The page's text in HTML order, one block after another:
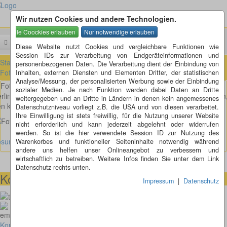
Wir nutzen Cookies und andere Technologien.
Diese Website nutzt Cookies und vergleichbare Funktionen wie
Session IDs zur Verarbeitung von Endgeräteinformationen und
personenbezogenen Daten. Die Verarbeitung dient der Einbindung von
Inhalten, externen Diensten und Elementen Dritter, der statistischen
Analyse/Messung, der personalisierten Werbung sowie der Einbindung
sozialer Medien. Je nach Funktion werden dabei Daten an Dritte
weitergegeben und an Dritte in Ländern in denen kein angemessenes
Datenschutzniveau vorliegt z.B. die USA und von diesen verarbeitet.
Ihre Einwilligung ist stets freiwillig, für die Nutzung unserer Website
nicht erforderlich und kann jederzeit abgelehnt oder widerrufen
werden. So ist die hier verwendete Session ID zur Nutzung des
Warenkorbes und funktioneller Seiteninhalte notwendig während
andere uns helfen unser Onlineangebot zu verbessern und
wirtschaftlich zu betreiben. Weitere Infos finden Sie unter dem Link
Datenschutz rechts unten.
Impressum | Datenschutz
Startseite » Fotorätsel » Fotorätsel 1 bis 100 » Fotorätsel 31 bis 40 »
Fotorätsel 37
Fotorätsel 37
ist eben immer eine Reise wert. Und ich habe ihn wirklich
kleinen Punker aus Berlin. Klasse, oder ist es gar keiner?
anzeigen
Kontaktmöglichkeiten